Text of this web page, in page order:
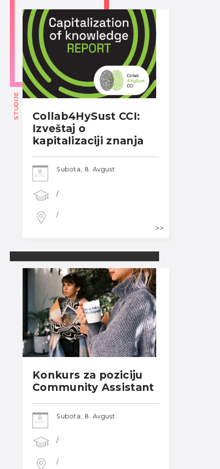
STUDIJE
Collab4HySust CCI:
Izveštaj o
kapitalizaciji znanja
8
AUG
Subota, 8. Avgust
/
/
Konkurs za poziciju
Community Assistant
8
AUG
Subota, 8. Avgust
/
/